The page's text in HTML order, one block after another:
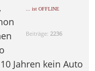
... ist OFFLINE
Beiträge: 2236
Jahren kein Auto